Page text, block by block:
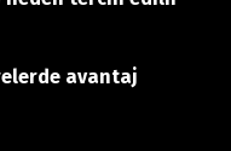
avantaj